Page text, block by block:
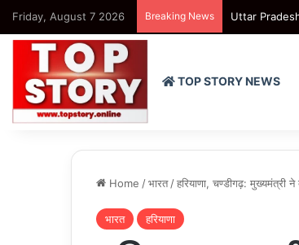
Friday, August 7 2026 Breaking News Uttar Pradesh :
TOP STORY NEWS
Home /भारत /हरियाणा, चण्डीगढ़: मुख्यमंत्री
भारत हरियाणा